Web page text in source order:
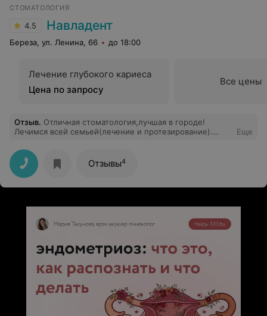
Очень разочарована сервисом медцентра.
СТОМАТОЛОГИЯ
4.5 Навладент
Береза, ул. Ленина, 66 до 18:00
Лечение глубокого кариеса
Цена по запросу
Все цены
Отзыв. Отличная стоматология,лучшая в городе!
Лечимся всей семьей(лечение и протезирование).
Еще
Отзывы4